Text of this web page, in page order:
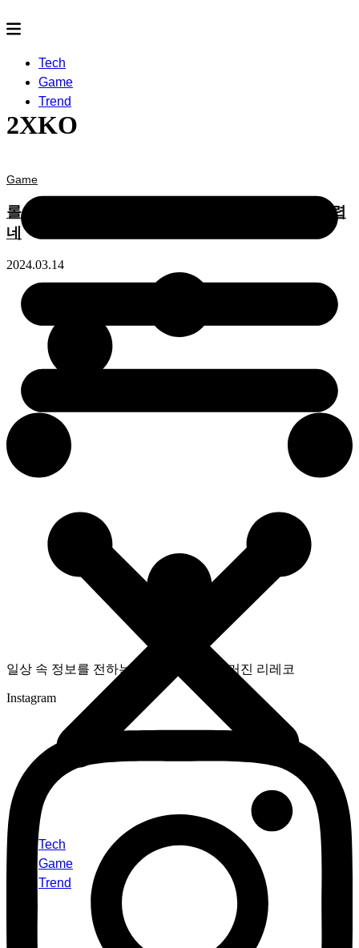
Tech
Game
Trend
Tech
Game
Trend
2XKO
Game
롤 세계관 격투게임 ‘2XKO’ 톺아보기, 이름도 어렵
네
2024.03.14
일상 속 정보를 전하는 라이프스타일 매거진 리레코
Instagram